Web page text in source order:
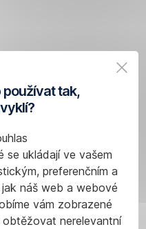
tak,
se ukládají ve vašem
preferenčním a
náš web a webové
vám zobrazené
nerelevantní